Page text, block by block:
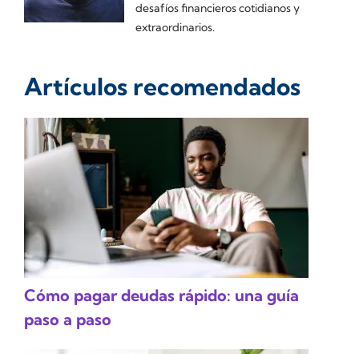
desafíos financieros cotidianos y
extraordinarios.
Artículos recomendados
Cómo pagar deudas rápido: una guía
paso a paso